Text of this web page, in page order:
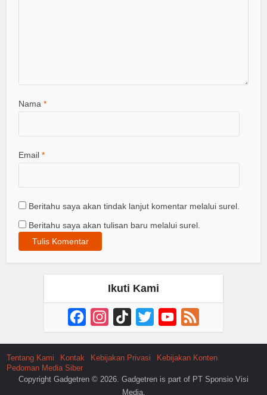
Nama*
Email*
Beritahu saya akan tindak lanjut komentar melalui surel.
Beritahu saya akan tulisan baru melalui surel.
Ikuti Kami
FacebookInstagram
TikTok Twitter YouTube
Channel
Tentang Kami Kontak Kebijakan Privasi
Kebijakan Konten
Pedoman Media Siber
Copyright Gadgetren © 2026. Gadgetren is part of PT Sponsio Visi
Media.